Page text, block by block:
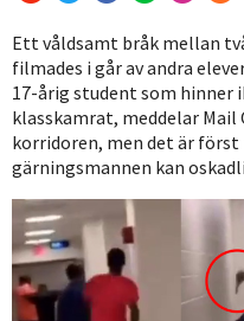
Ett våldsamt bråk mellan
filmades i går av andra
17-årig student som hinner
klasskamrat, meddelar
korridoren, men det är
gärningsmannen kan